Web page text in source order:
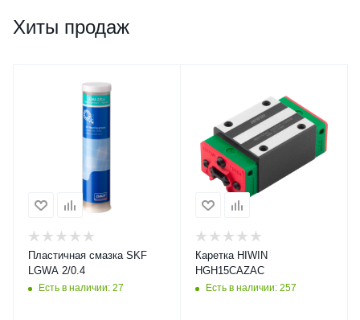
Хиты продаж
Пластичная смазка SKF
LGWA 2/0.4
Есть в наличии: 27
Каретка HIWIN
HGH15CAZAC
Есть в наличии: 257